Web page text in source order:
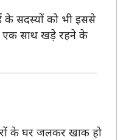
के सदस्यों को भी इससे
एक साथ खड़े रहने के
के घर जलकर खाक हो